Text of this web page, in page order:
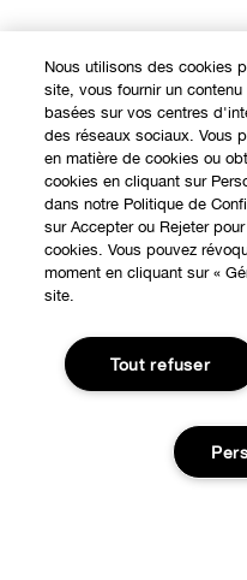
EXPÉRIENCE EN LIGNE
Offres Spéciales
À PROPOS
Nous utilisons des cookies
site, vous fournir un
basées sur vos centres
des réseaux sociaux. Vous
en matière de cookies ou
cookies en cliquant sur
dans notre Politique de
sur Accepter ou Rejeter
cookies. Vous pouvez
moment en cliquant sur «
site.
Tout refuser